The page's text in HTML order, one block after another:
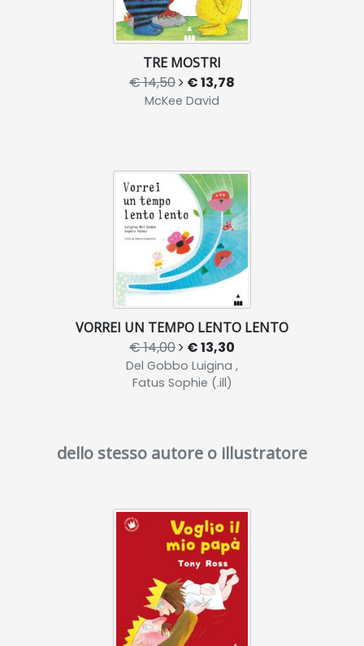
TRE MOSTRI
€ 14,50 € 13,78
McKee David
VORREI UN TEMPO LENTO LENTO
€ 14,00 € 13,30
Del Gobbo Luigina ,
Fatus Sophie (.ill)
dello stesso autore o illustratore